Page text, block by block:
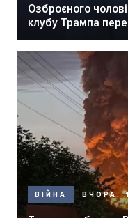
Озброєного
клубу Трампа
ВІЙНА ВЧОРА,